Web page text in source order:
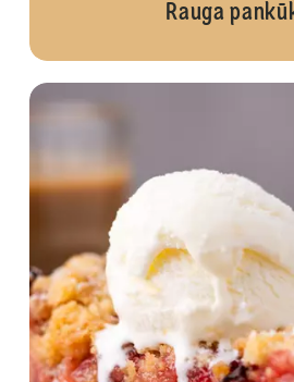
Rauga